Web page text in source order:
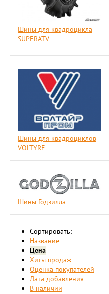
Шины для квадроцикла
SUPERATV
Шины для квадроциклов
VOLTYRE
Шины Годзилла
Сортировать:
Название
Цена
Хиты продаж
Оценка покупателей
Дата добавления
В наличии